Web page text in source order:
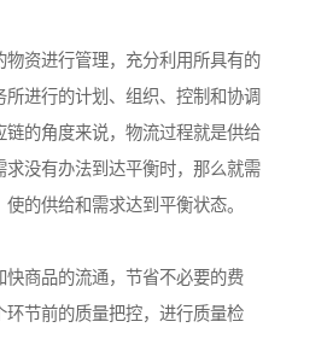
物资进行管理，充分利用所具有的
进行的计划、组织、控制和协调
链的角度来说，物流过程就是供给
求没有办法到达平衡时，那么就需
的供给和需求达到平衡状态。
快商品的流通，节省不必要的费
环节前的质量把控，进行质量检